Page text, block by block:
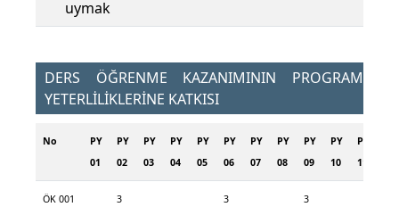
uymak
DERS ÖĞRENME KAZANIMININ PROGRAM
YETERLİLİKLERİNE KATKISI
No
PY
01
PY
02
PY
03
PY
04
PY
05
PY
06
PY
07
PY
08
PY
09
PY
10
PY
11
ÖK 001 3 3 3